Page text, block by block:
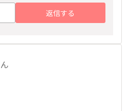
カービーでまた走ろうか
返信する